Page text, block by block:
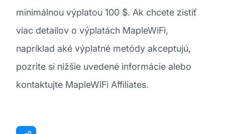
minimálnou výplatou 100 $. Ak chcete zistiť
viac detailov o výplatách MapleWiFi,
napríklad aké výplatné metódy akceptujú,
pozrite si nižšie uvedené informácie alebo
kontaktujte MapleWiFi Affiliates.